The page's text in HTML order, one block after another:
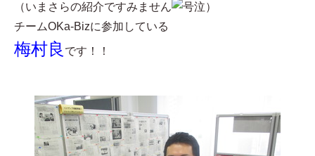
（いまさらの紹介ですみません
）
チームOKa-Bizに参加している
梅村良 です！！